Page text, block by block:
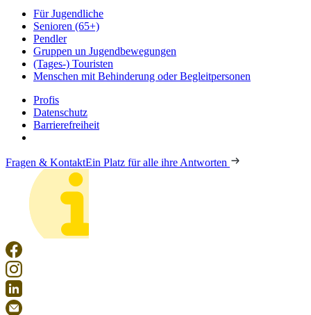
Für Jugendliche
Senioren (65+)
Pendler
Gruppen un Jugendbewegungen
(Tages-) Touristen
Menschen mit Behinderung oder Begleitpersonen
Profis
Datenschutz
Barrierefreiheit
Fragen & KontaktEin Platz für alle ihre Antworten